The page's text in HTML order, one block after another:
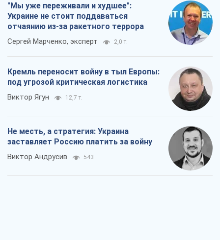
"Мы уже переживали и худшее":
Украине не стоит поддаваться
отчаянию из-за ракетного террора
Сергей Марченко, эксперт 2,0 т.
Кремль переносит войну в тыл Европы:
под угрозой критическая логистика
Виктор Ягун 12,7 т.
Не месть, а стратегия: Украина
заставляет Россию платить за войну
Виктор Андрусив 543